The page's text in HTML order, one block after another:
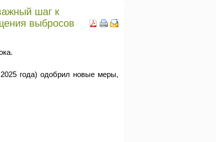
шаг к
выбросов
года) одобрил новые меры,